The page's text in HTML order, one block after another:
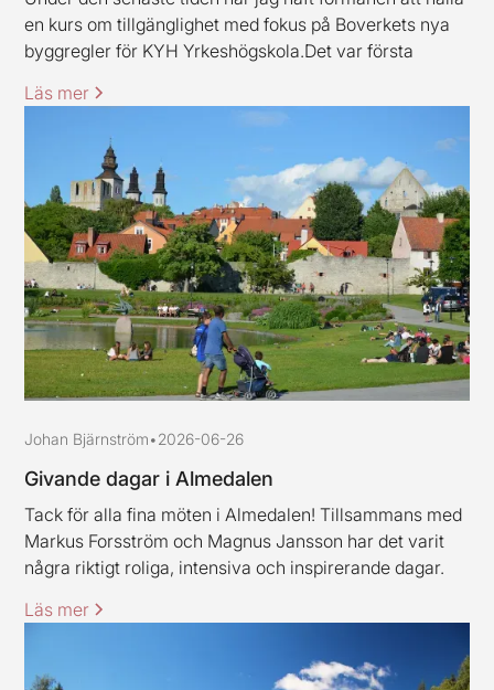
en kurs om tillgänglighet med fokus på Boverkets nya
byggregler för KYH Yrkeshögskola.Det var första
erkänna att jag var lite nervös inför uppdraget.
Läs mer
Johan Bjärnström•2026-06-26
Givande dagar i Almedalen
Tack för alla fina möten i Almedalen! Tillsammans med
Markus Forsström och Magnus Jansson har det varit
några riktigt roliga, intensiva och inspirerande dagar.
Läs mer